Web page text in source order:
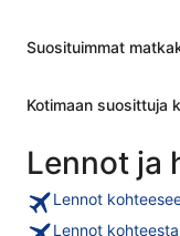
Suosituimmat
Kotimaan suosittuja
Lennot ja
Lennot
Lennot